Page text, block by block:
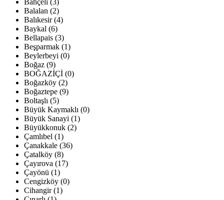
Bahçeli (3)
Balalan (2)
Balıkesir (4)
Baykal (6)
Bellapais (3)
Beşparmak (1)
Beylerbeyi (0)
Boğaz (9)
BOĞAZİÇİ (0)
Boğazköy (2)
Boğaztepe (9)
Boltaşlı (5)
Büyük Kaymaklı (0)
Büyük Sanayi (1)
Büyükkonuk (2)
Çamlıbel (1)
Çanakkale (36)
Çatalköy (8)
Çayırova (17)
Çayönü (1)
Cengizköy (0)
Cihangir (1)